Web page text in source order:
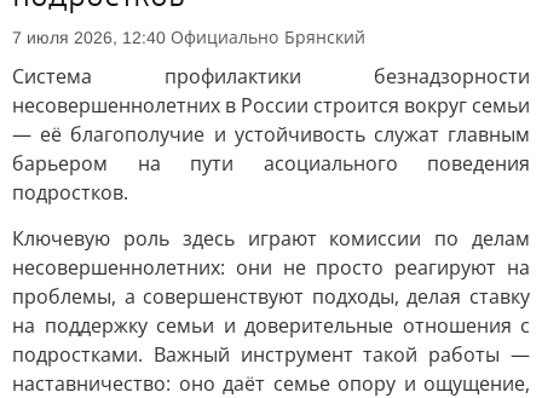
7 июля 2026, 12:40 Официально Брянский
Система профилактики безнадзорности
несовершеннолетних в России строится вокруг семьи
— её благополучие и устойчивость служат главным
барьером на пути асоциального поведения
подростков.
Ключевую роль здесь играют комиссии по делам
несовершеннолетних: они не просто реагируют на
проблемы, а совершенствуют подходы, делая ставку
на поддержку семьи и доверительные отношения с
подростками. Важный инструмент такой работы —
наставничество: оно даёт семье опору и ощущение,